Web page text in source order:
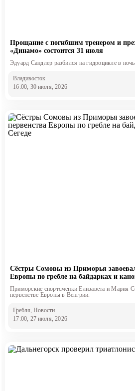
Прощание с погибшим тренером и
«Динамо» состоится 31 июля
Эдуард Сандлер разбился на гидроцикле в
Владивосток
16:00, 30 июля, 2026
Сёстры Сомовы из Приморья
Европы по гребле на байдарках и
Приморские спортсменки Елизавета и Мария
первенстве Европы в Венгрии.
Гребля, Новости
17:00, 27 июля, 2026